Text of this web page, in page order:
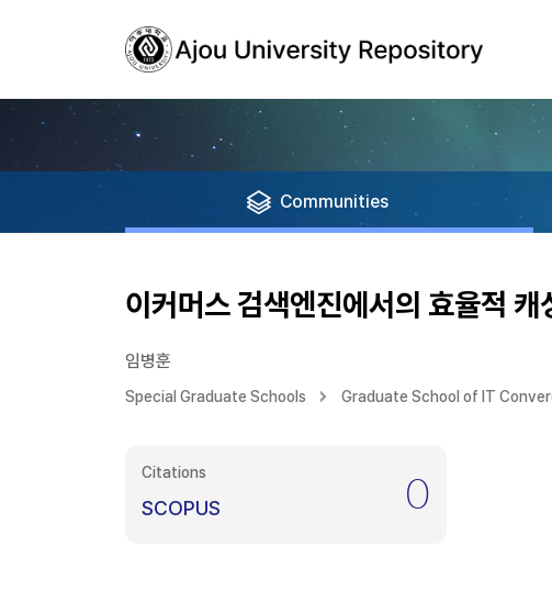
Communities
이커머스 검색엔진에서의 효율적 캐
임병훈
Special Graduate Schools Graduate School of IT
Citations
SCOPUS 0